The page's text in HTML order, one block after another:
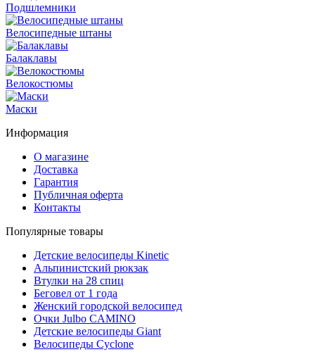
Подшлемники
Велосипедные штаны
Балаклавы
Велокостюмы
Маски
Информация
О магазине
Доставка
Гарантия
Публичная оферта
Контакты
Популярные товары
Детские велосипеды Kinetic
Альпинистский рюкзак
Втулки на 28 спиц
Беговел от 1 года
Женский городской велосипед
Очки Julbo CAMINO
Детские велосипеды Giant
Велосипеды Cyclone